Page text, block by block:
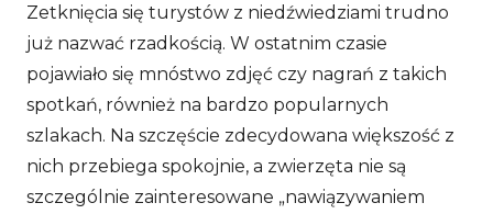
Zetknięcia się turystów z niedźwiedziami trudno
już nazwać rzadkością. W ostatnim czasie
pojawiało się mnóstwo zdjęć czy nagrań z takich
spotkań, również na bardzo popularnych
szlakach. Na szczęście zdecydowana większość z
nich przebiega spokojnie, a zwierzęta nie są
szczególnie zainteresowane „nawiązywaniem